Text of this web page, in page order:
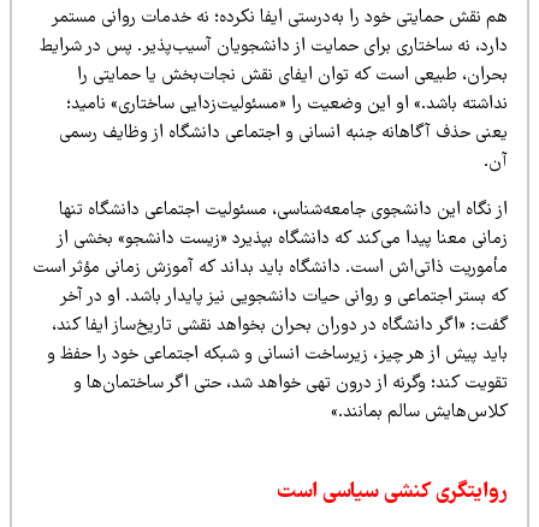
نقش حمایتی خود را به‌درستی ایفا نکرده؛ نه خدمات روانی مستمر
نه ساختاری برای حمایت از دانشجویان آسیب‌پذیر. پس در شرایط
طبیعی است که توان ایفای نقش نجات‌بخش یا حمایتی را
باشد.» او این وضعیت را «مسئولیت‌زدایی ساختاری» نامید؛
حذف آگاهانه جنبه انسانی و اجتماعی دانشگاه از وظایف رسمی
نگاه این دانشجوی جامعه‌شناسی، مسئولیت اجتماعی دانشگاه تنها
معنا پیدا می‌کند که دانشگاه بپذیرد «زیست دانشجو» بخشی از
ذاتی‌اش است. دانشگاه باید بداند که آموزش زمانی مؤثر است
بستر اجتماعی و روانی حیات دانشجویی نیز پایدار باشد. او در آخر
«اگر دانشگاه در دوران بحران بخواهد نقشی تاریخ‌ساز ایفا کند،
پیش از هر چیز، زیرساخت انسانی و شبکه اجتماعی خود را حفظ و
کند؛ وگرنه از درون تهی خواهد شد، حتی اگر ساختمان‌ها و
سالم بمانند.»
کنشی سیاسی است